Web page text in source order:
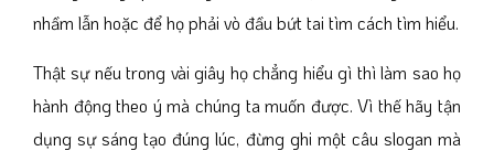
nhầm lẫn hoặc để họ phải vò đầu bứt tai tìm cách tìm hiểu.
Thật sự nếu trong vài giây họ chẳng hiểu gì thì làm sao họ
hành động theo ý mà chúng ta muốn được. Vì thế hãy tận
dụng sự sáng tạo đúng lúc, đừng ghi một câu slogan mà